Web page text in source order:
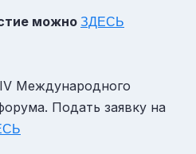
можно ЗДЕСЬ
Международного
Подать заявку на